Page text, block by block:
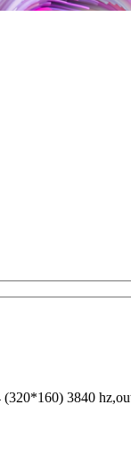
3840